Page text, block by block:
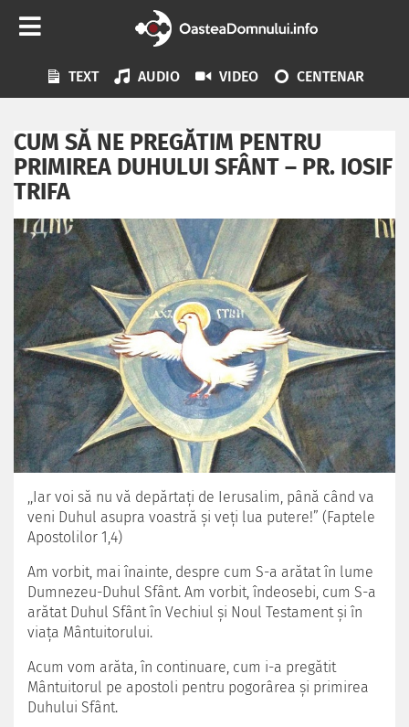
TEXT AUDIO VIDEO CENTENAR
CUM SĂ NE PREGĂTIM PENTRU
PRIMIREA DUHULUI SFÂNT – PR. IOSIF
TRIFA
,,Iar voi să nu vă depărtaţi de Ierusalim, până când va
veni Duhul asupra voastră şi veţi lua putere!” (Faptele
Apostolilor 1,4)
Am vorbit, mai înainte, despre cum S-a arătat în lume
Dumnezeu-Duhul Sfânt. Am vorbit, îndeosebi, cum S-a
arătat Duhul Sfânt în Vechiul şi Noul Testament şi în
viaţa Mântuitorului.
Acum vom arăta, în continuare, cum i-a pregătit
Mântuitorul pe apostoli pentru pogorârea şi primirea
Duhului Sfânt.